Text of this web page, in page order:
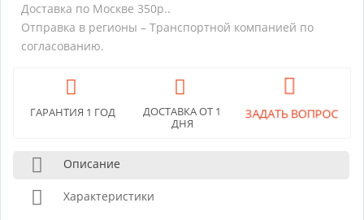
Доставка по Москве 350р..
Отправка в регионы – Транспортной компанией по
согласованию.
ГАРАНТИЯ 1 ГОД
ДОСТАВКА ОТ 1
ДНЯ
ЗАДАТЬ ВОПРОС
Описание
Характеристики